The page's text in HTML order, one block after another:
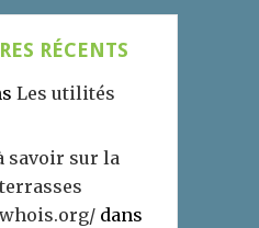
RÉCENTS
Les utilités
savoir sur la
dans